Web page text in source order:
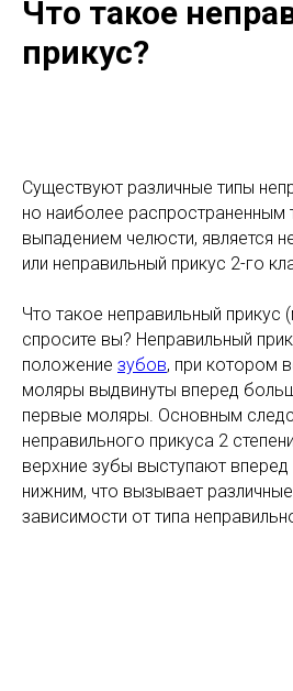
Что такое
прикус?
Существуют различные типы
но наиболее распространенным
выпадением челюсти, является
или неправильный прикус 2-го
Что такое неправильный прикус
спросите вы? Неправильный
положение зубов, при котором
моляры выдвинуты вперед
первые моляры. Основным
неправильного прикуса 2
верхние зубы выступают
нижним, что вызывает
зависимости от типа